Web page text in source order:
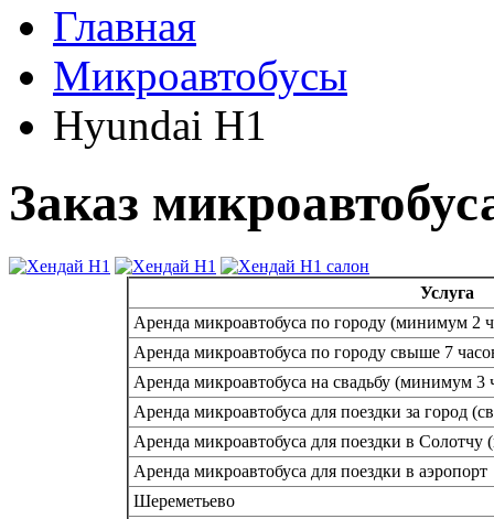
Главная
Микроавтобусы
Hyundai H1
Заказ
Услуга
Аренда микроавтобуса по городу (минимум 2
Аренда микроавтобуса по городу свыше 7
Аренда микроавтобуса на свадьбу (минимум 3
Аренда микроавтобуса для поездки за город
Аренда микроавтобуса для поездки в Солотчу
Аренда микроавтобуса для поездки в аэропорт
Шереметьево